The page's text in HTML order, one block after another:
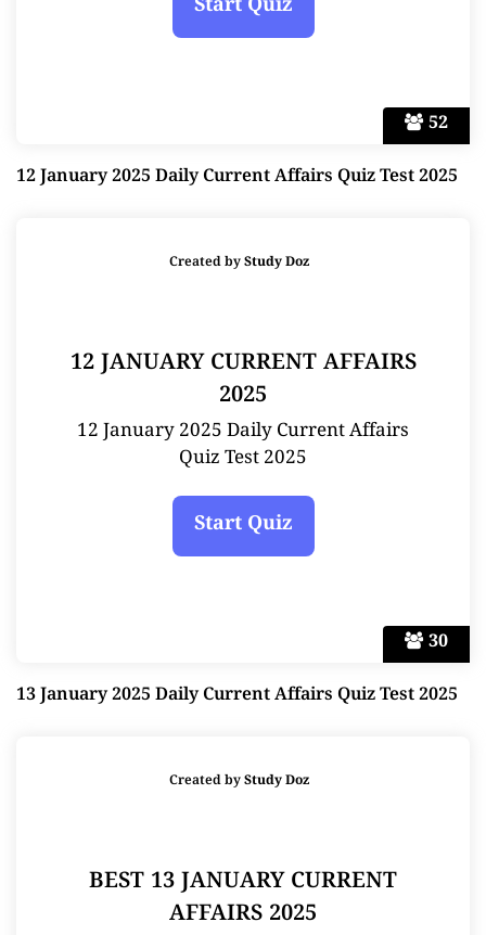
52
12 January 2025 Daily Current Affairs Quiz Test 2025
30
Created byStudy Doz
12 JANUARY CURRENT AFFAIRS
2025
12 January 2025 Daily Current Affairs
Quiz Test 2025
13 January 2025 Daily Current Affairs Quiz Test 2025
Created byStudy Doz
BEST 13 JANUARY CURRENT
AFFAIRS 2025